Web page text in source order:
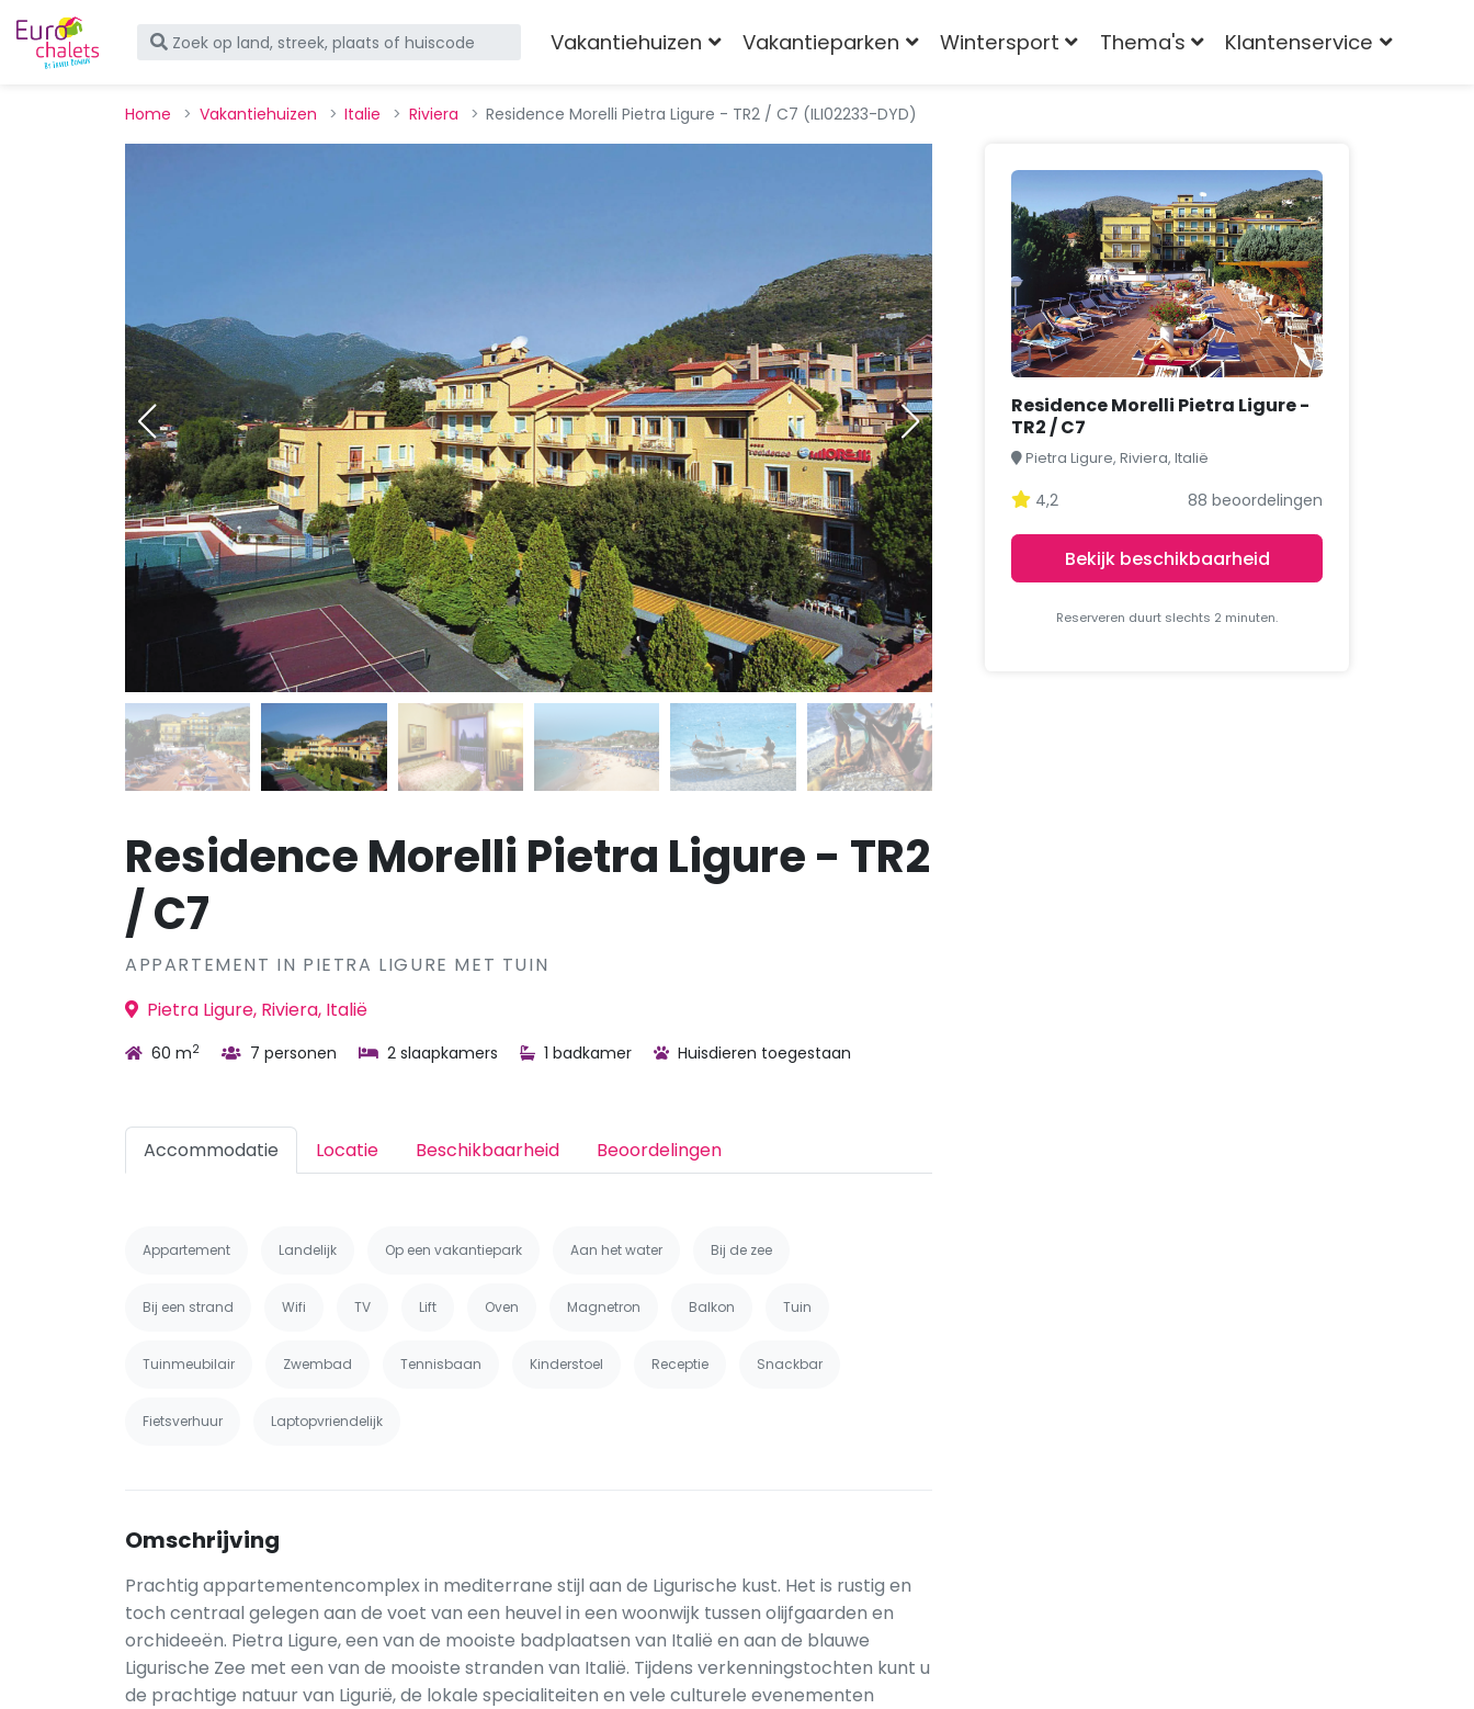
Vakantiehuizen Vakantieparken Wintersport Thema's Klantenservice
Home Vakantiehuizen Italie Riviera Residence Morelli Pietra Ligure - TR2 / C7 (ILI02233-DYD)
Residence Morelli Pietra Ligure - TR2
/ C7
APPARTEMENT IN PIETRA LIGURE MET TUIN
Pietra Ligure, Riviera, Italië
60 m2 7 personen 2 slaapkamers 1 badkamer Huisdieren toegestaan
Accommodatie Locatie Beschikbaarheid Beoordelingen
Appartement Landelijk Op een vakantiepark Aan het water Bij de zee
Bij een strand Wifi TV Lift Oven Magnetron Balkon Tuin
Tuinmeubilair Zwembad Tennisbaan Kinderstoel Receptie Snackbar
Fietsverhuur Laptopvriendelijk
Omschrijving
Prachtig appartementencomplex in mediterrane stijl aan de Ligurische kust. Het is rustig en
toch centraal gelegen aan de voet van een heuvel in een woonwijk tussen olijfgaarden en
orchideeën. Pietra Ligure, een van de mooiste badplaatsen van Italië en aan de blauwe
Ligurische Zee met een van de mooiste stranden van Italië. Tijdens verkenningstochten kunt u
de prachtige natuur van Ligurië, de lokale specialiteiten en vele culturele evenementen
Residence Morelli Pietra Ligure -
TR2 / C7
Pietra Ligure, Riviera, Italië
4,2 88 beoordelingen
Bekijk beschikbaarheid
Reserveren duurt slechts 2 minuten.